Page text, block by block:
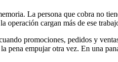
La persona que cobra no
operación cargan más de ese
promociones, pedidos y
pena empujar otra vez. En una